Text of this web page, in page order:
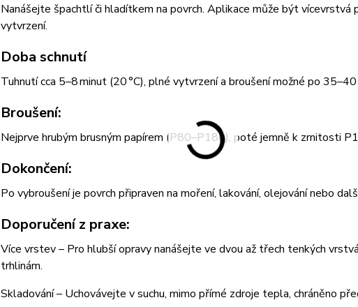
Nanášejte špachtlí či hladítkem na povrch. Aplikace může být
vytvrzení.
Doba schnutí
Tuhnutí cca 5–8 minut (20 °C), plné vytvrzení a broušení možné po 35–40
Broušení:
Nejprve hrubým brusným papírem (P80–P180), poté jemně k zrnitosti
Dokončení:
Po vybroušení je povrch připraven na moření, lakování, olejování nebo
Doporučení z praxe:
Více vrstev – Pro hlubší opravy nanášejte ve dvou až třech tenkých
trhlinám.
Skladování – Uchovávejte v suchu, mimo přímé zdroje tepla, chráněno